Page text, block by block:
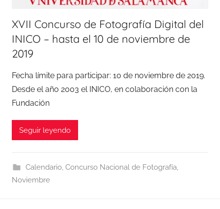
XVII Concurso de Fotografía Digital del
INICO – hasta el 10 de noviembre de
2019
Fecha límite para participar: 10 de noviembre de 2019.
Desde el año 2003 el INICO, en colaboración con la
Fundación
Seguir leyendo
Calendario, Concurso Nacional de Fotografía,
Noviembre